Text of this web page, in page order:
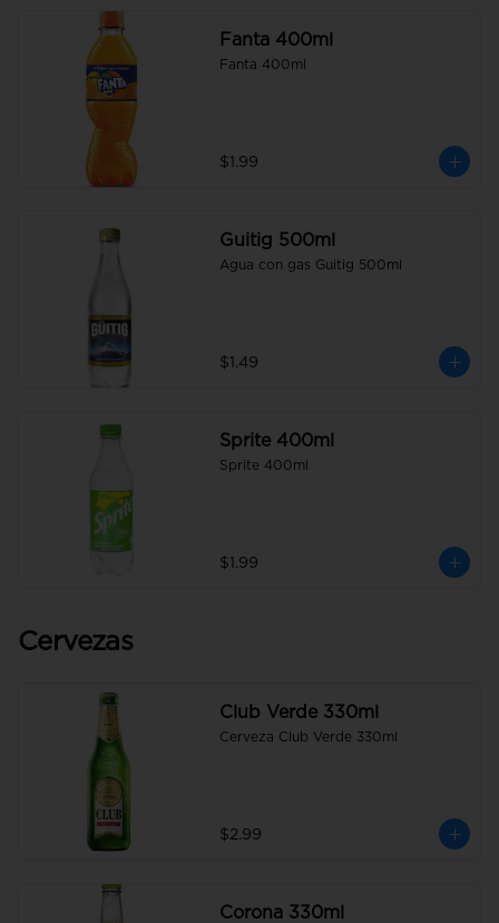
Fanta 400ml
Fanta 400ml
$1.99
Guitig 500ml
Agua con gas Guitig 500ml
$1.49
Sprite 400ml
Sprite 400ml
$1.99
Cervezas
Club Verde 330ml
Cerveza Club Verde 330ml
$2.99
Corona 330ml